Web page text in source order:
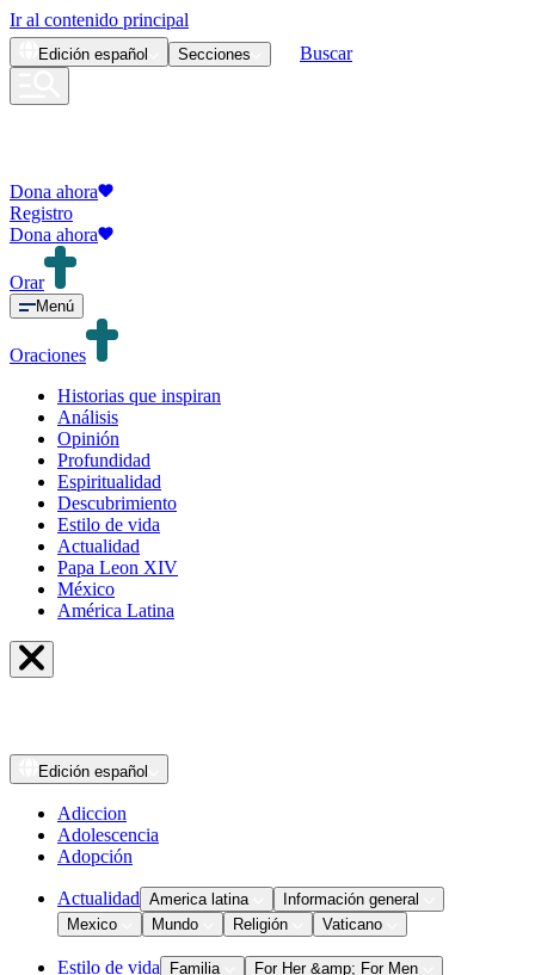
Ir al contenido principal
Edición español Secciones Buscar
Dona ahora
Registro
Dona ahora
Orar
Menú
Oraciones
Historias que inspiran
Análisis
Opinión
Profundidad
Espiritualidad
Descubrimiento
Estilo de vida
Actualidad
Papa Leon XIV
México
América Latina
Edición español
Adiccion
Adolescencia
Adopción
Actualidad America latina
Información general
Mexico
Mundo Religión Vaticano
Estilo de vida Familia
For Her &amp; For Men